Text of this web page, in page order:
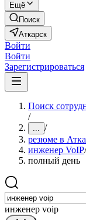
Ещё
Поиск
Аткарск
Войти
Войти
Зарегистрироваться
Поиск
/
... /
резюме в
инженер VoIP/
полный день
инженер voip